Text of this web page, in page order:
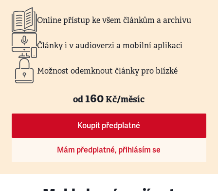
Online přístup ke všem článkům a archivu
Články i v audioverzi a mobilní aplikaci
Možnost odemknout články pro blízké
od160Kč/měsíc
Koupit předplatné
Mám předplatné, přihlásím se